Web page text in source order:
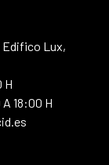
Edifico Lux,
H
18:00 H